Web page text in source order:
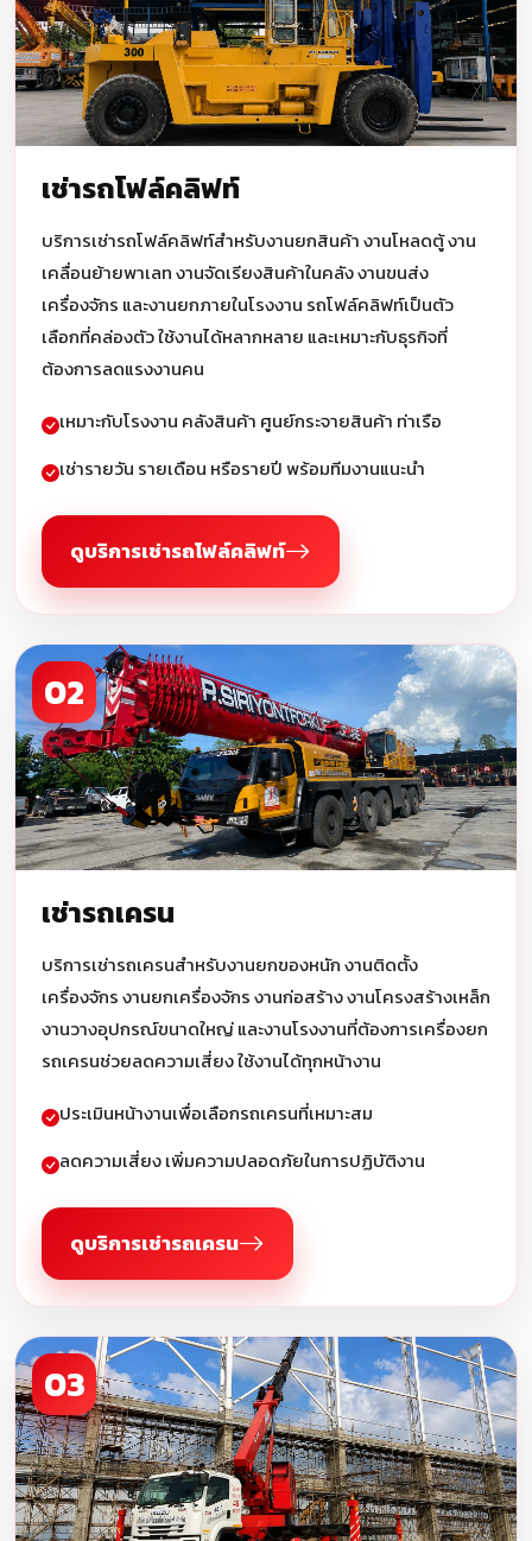
เช่ารถโฟล์คลิฟท์
บริการเช่ารถโฟล์คลิฟท์สำหรับงานยกสินค้า งานโหลดตู้ งาน
เคลื่อนย้ายพาเลท งานจัดเรียงสินค้าในคลัง งานขนส่ง
เครื่องจักร และงานยกภายในโรงงาน รถโฟล์คลิฟท์เป็นตัว
เลือกที่คล่องตัว ใช้งานได้หลากหลาย และเหมาะกับธุรกิจที่
ต้องการลดแรงงานคน
เหมาะกับโรงงาน คลังสินค้า ศูนย์กระจายสินค้า ท่าเรือ
เช่ารายวัน รายเดือน หรือรายปี พร้อมทีมงานแนะนำ
ดูบริการเช่ารถโฟล์คลิฟท์
02
เช่ารถเครน
บริการเช่ารถเครนสำหรับงานยกของหนัก งานติดตั้ง
เครื่องจักร งานยกเครื่องจักร งานก่อสร้าง งานโครงสร้างเหล็ก
งานวางอุปกรณ์ขนาดใหญ่ และงานโรงงานที่ต้องการเครื่องยก
รถเครนช่วยลดความเสี่ยง ใช้งานได้ทุกหน้างาน
ประเมินหน้างานเพื่อเลือกรถเครนที่เหมาะสม
ลดความเสี่ยง เพิ่มความปลอดภัยในการปฏิบัติงาน
ดูบริการเช่ารถเครน
03